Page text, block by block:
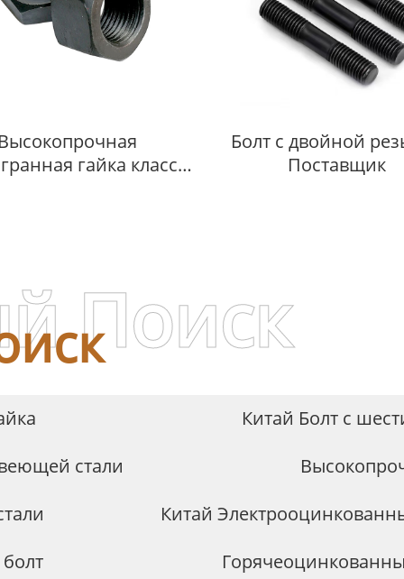
Высокопрочная
гайка класса
Болт с двойной
Поставщик
Поиск
Китай Болт с
стали
Китай